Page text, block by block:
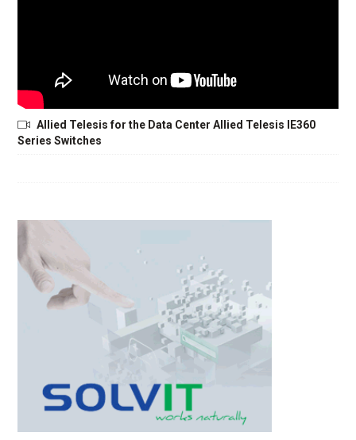
Allied Telesis for the Data Center Allied Telesis IE360
Series Switches